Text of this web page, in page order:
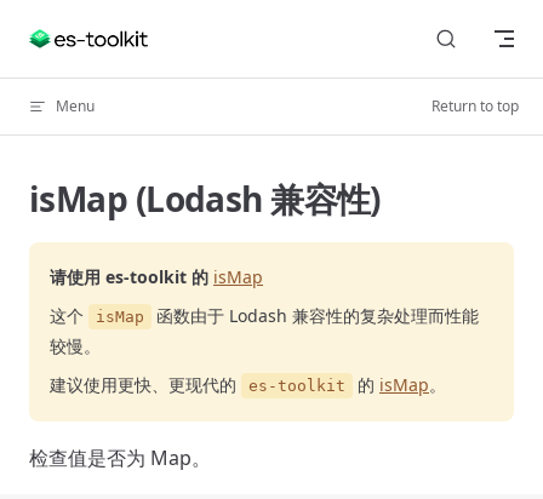
Skip to content
Menu Return to top
isMap (Lodash 兼容性)
请使用 es-toolkit 的 isMap
这个
isMap
函数由于 Lodash 兼容性的复杂处理而性能
较慢。
建议使用更快、更现代的
es-toolkit 的 isMap。
检查值是否为 Map。